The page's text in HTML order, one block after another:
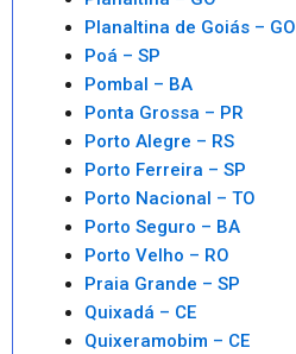
Planaltina de Goiás – GO
Poá – SP
Pombal – BA
Ponta Grossa – PR
Porto Alegre – RS
Porto Ferreira – SP
Porto Nacional – TO
Porto Seguro – BA
Porto Velho – RO
Praia Grande – SP
Quixadá – CE
Quixeramobim – CE